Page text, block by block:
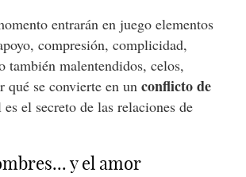
entrarán en juego elementos
compresión, complicidad,
también malentendidos, celos,
qué se convierte en un conflicto de
es el secreto de las relaciones de
y el amor